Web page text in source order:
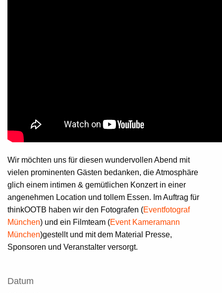
Wir möchten uns für diesen wundervollen Abend mit
vielen prominenten Gästen bedanken, die Atmosphäre
glich einem intimen & gemütlichen Konzert in einer
angenehmen Location und tollem Essen. Im Auftrag für
thinkOOTB haben wir den Fotografen (Eventfotograf
München) und ein Filmteam (Event Kameramann
München)gestellt und mit dem Material Presse,
Sponsoren und Veranstalter versorgt.
Datum